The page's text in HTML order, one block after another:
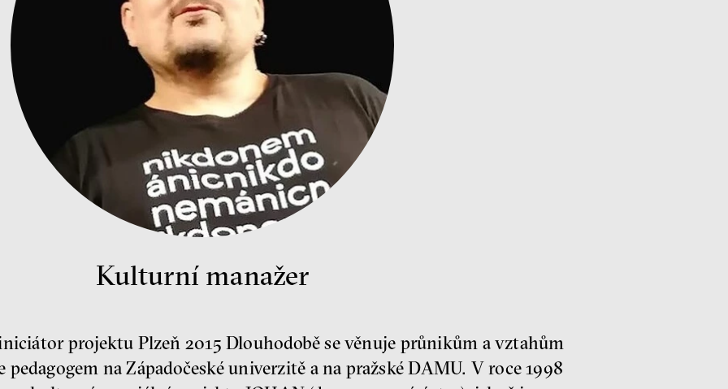
Kulturní manažer
projektu Plzeň 2015 Dlouhodobě se věnuje průnikům a vztahům
na Západočeské univerzitě a na pražské DAMU. V roce 1998